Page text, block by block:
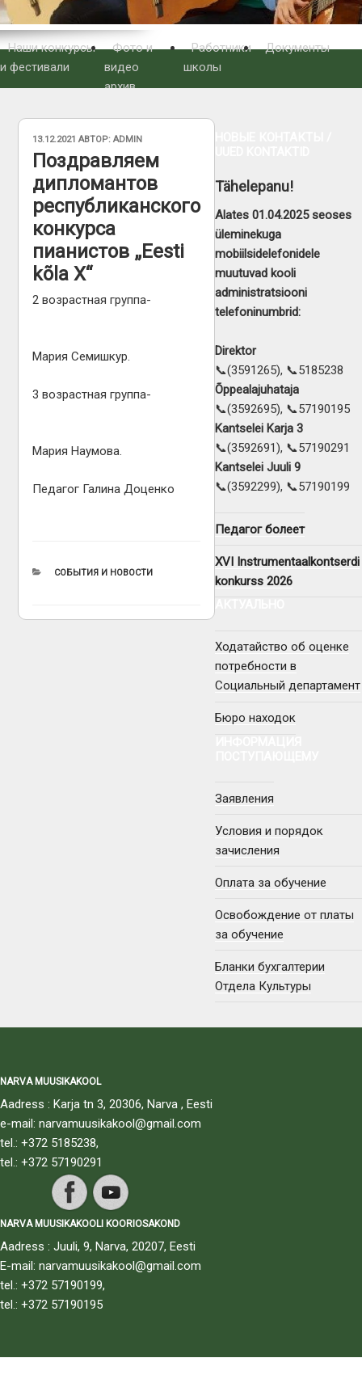
Наши конкурсы
и фестивали
Фото и
видео
архив
Работники
школы
Документы
ОПУБЛИКОВАНО
13.12.2021 АВТОР: ADMIN
Поздравляем
дипломантов
республиканского
конкурса
пианистов „Eesti
kõla X“
2 возрастная группа-
Мария Семишкур.
3 возрастная группа-
Мария Наумова.
Педагог Галина Доценко
РУБРИКИ
СОБЫТИЯ И НОВОСТИ
Tähelepanu!
Alates 01.04.2025 seoses
üleminekuga
mobiilsidelefonidele
muutuvad kooli
administratsiooni
telefoninumbrid:
Direktor
📞(3591265), 📞5185238
Õppealajuhataja
📞(3592695), 📞57190195
Kantselei Karja 3
📞(3592691), 📞57190291
Kantselei Juuli 9
📞(3592299), 📞57190199
Педагог болеет
XVI Instrumentaalkontserdi
konkurss 2026
Ходатайство об оценке
потребности в
Социальный департамент
Бюро находок
Заявления
Условия и порядок
зачисления
Оплата за обучение
Освобождение от платы
за обучение
Бланки бухгалтерии
Отдела Культуры
NARVA MUUSIKAKOOL
Aadress : Karja tn 3, 20306, Narva , Eesti
e-mail: narvamuusikakool@gmail.com
tel.: +372 5185238,
tel.: +372 57190291
NARVA MUUSIKAKOOLI KOORIOSAKOND
Aadress : Juuli, 9, Narva, 20207, Eesti
E-mail: narvamuusikakool@gmail.com
tel.: +372 57190199,
tel.: +372 57190195